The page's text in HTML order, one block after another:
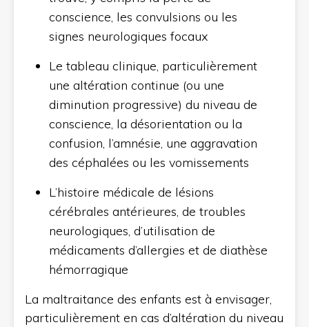
conscience, les convulsions ou les
signes neurologiques focaux
Le tableau clinique, particulièrement
une altération continue (ou une
diminution progressive) du niveau de
conscience, la désorientation ou la
confusion, l’amnésie, une aggravation
des céphalées ou les vomissements
L’histoire médicale de lésions
cérébrales antérieures, de troubles
neurologiques, d’utilisation de
médicaments d’allergies et de diathèse
hémorragique
La maltraitance des enfants est à envisager,
particulièrement en cas d’altération du niveau